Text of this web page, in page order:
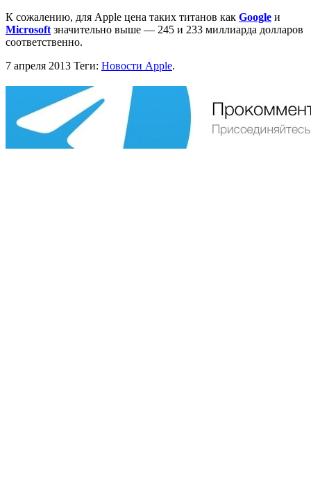
К сожалению, для Apple цена таких титанов как Google и
Microsoft значительно выше — 245 и 233 миллиарда долларов
соответственно.
7 апреля 2013 Теги: Новости Apple.